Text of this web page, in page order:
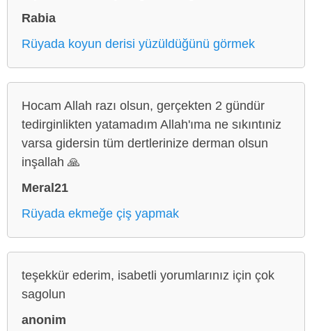
Rabia
Rüyada koyun derisi yüzüldüğünü görmek
Hocam Allah razı olsun, gerçekten 2 gündür
tedirginlikten yatamadım Allah'ıma ne sıkıntıniz
varsa gidersin tüm dertlerinize derman olsun
inşallah 🙏
Meral21
Rüyada ekmeğe çiş yapmak
teşekkür ederim, isabetli yorumlarınız için çok
sagolun
anonim